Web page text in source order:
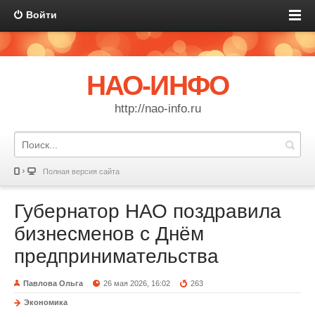
Войти
НАО-ИНФО
http://nao-info.ru
Полная версия сайта
Губернатор НАО поздравила
бизнесменов с Днём
предпринимательства
Павлова Ольга 26 мая 2026, 16:02 263
Экономика